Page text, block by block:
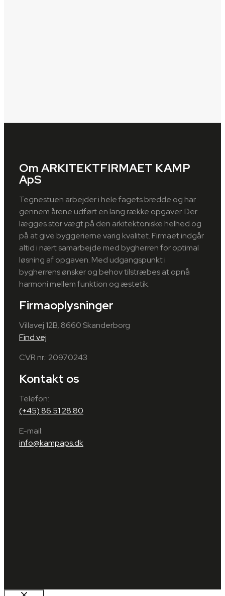
Om ARKITEKTFIRMAET KAMP
ApS
Tegnestuen arbejder i hele fagets bredde og har
gennem årene udført en lang række opgaver. Der
lægges stor vægt på den arkitektoniske helhed og
på at give byggerierne varig kvalitet. Firmaet indgår
altid i nært samarbejde med bygherren for optimal
løsning af opgaven. Med udgangspunkt i
bygherrens ønsker og behov tilstræbes at opnå
harmoni mellem funktion og æstetik.
Firmaoplysninger
Villavej 12B, 8660 Skanderborg
Find vej
CVR nr.: 20970243
Kontakt os
Telefon:
(+45) 86 51 28 80
E-mail:
info@kampaps.dk